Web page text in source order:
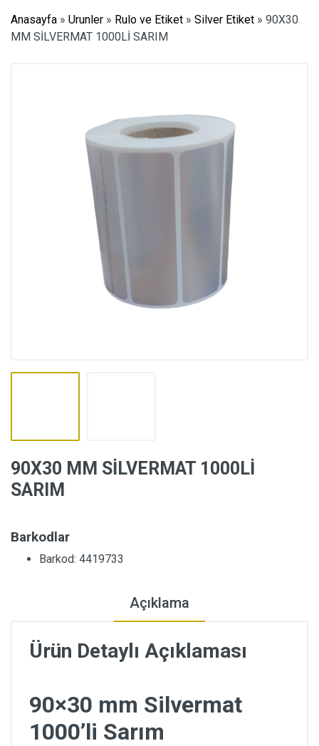
Anasayfa » Urunler » Rulo ve Etiket » Silver Etiket » 90X30
MM SİLVERMAT 1000Lİ SARIM
90X30 MM SİLVERMAT 1000Lİ
SARIM
Barkodlar
Barkod: 4419733
Açıklama
Ürün Detaylı Açıklaması
90×30 mm Silvermat
1000’li Sarım